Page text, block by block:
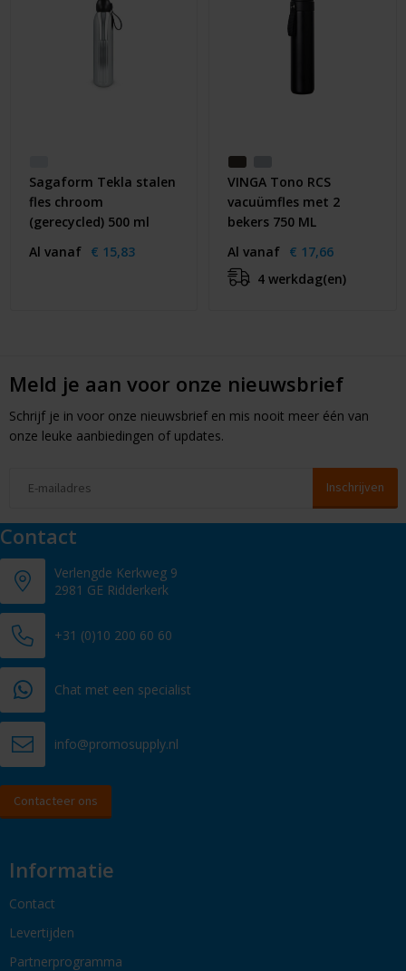
Sagaform Tekla stalen
fles chroom
(gerecycled) 500 ml
Al vanaf € 15,83
VINGA Tono RCS
vacuümfles met 2
bekers 750 ML
Al vanaf € 17,66
4 werkdag(en)
Meld je aan voor onze nieuwsbrief
Schrijf je in voor onze nieuwsbrief en mis nooit meer één van
onze leuke aanbiedingen of updates.
Contact
Verlengde Kerkweg 9
2981 GE Ridderkerk
+31 (0)10 200 60 60
Chat met een specialist
info@promosupply.nl
Contacteer ons
Informatie
Contact
Levertijden
Partnerprogramma